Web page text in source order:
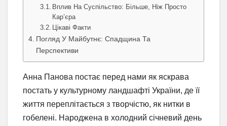
Вплив На Суспільство: Більше, Ніж Просто
Кар’єра
Цікаві Факти
Погляд У Майбутнє: Спадщина Та
Перспективи
Анна Панова постає перед нами як яскрава
постать у культурному ландшафті України, де її
життя переплітається з творчістю, як нитки в
гобелені. Народжена в холодний січневий день